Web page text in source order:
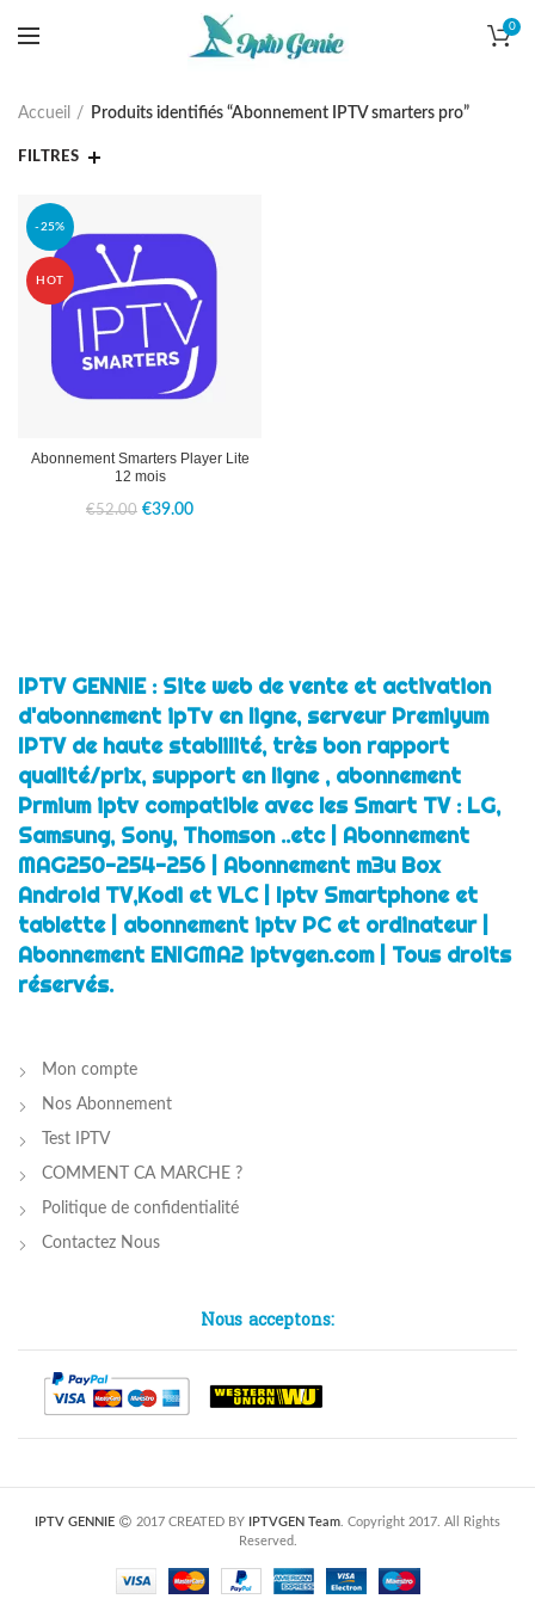
0
Accueil Produits identifiés “Abonnement IPTV smarters pro”
FILTRES
-25%
HOT
Abonnement Smarters Player Lite
12 mois
€52.00 Le
€39.00Le
IPTV GENNIE : Site web de vente et activation
d'abonnement ipTv en ligne, serveur Premiyum
IPTV de haute stablilité, très bon rapport
qualité/prix, support en ligne , abonnement
Prmium iptv compatible avec les Smart TV : LG,
Samsung, Sony, Thomson ..etc | Abonnement
MAG250-254-256 | Abonnement m3u Box
Android TV,Kodi et VLC | Iptv Smartphone et
tablette | abonnement iptv PC et ordinateur |
Abonnement ENIGMA2 iptvgen.com | Tous droits
réservés.
Mon compte
Nos Abonnement
Test IPTV
COMMENT CA MARCHE ?
Politique de confidentialité
Contactez Nous
Nous acceptons:
IPTV GENNIE 2017 CREATED BY IPTVGEN Team . Copyright 2017. All Rights
Reserved.